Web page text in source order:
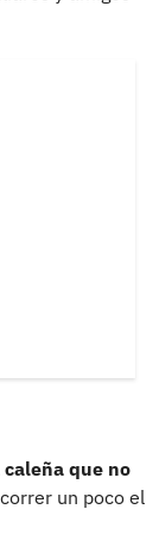
que no
un poco el